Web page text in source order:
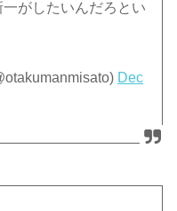
がしたいんだろとい
Dec